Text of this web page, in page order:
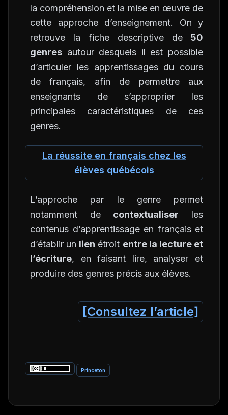
la compréhension et la mise en œuvre de
cette approche d’enseignement. On y
retrouve la fiche descriptive de 50
genres autour desquels il est possible
d’articuler les apprentissages du cours
de français, afin de permettre aux
enseignants de s’approprier les
principales caractéristiques de ces
genres.
La réussite en français chez les
élèves québécois
L’approche par le genre permet
notamment de contextualiser les
contenus d’apprentissage en français et
d’établir un lien étroit entre la lecture et
l’écriture, en faisant lire, analyser et
produire des genres précis aux élèves.
[Consultez l’article]
Princeton